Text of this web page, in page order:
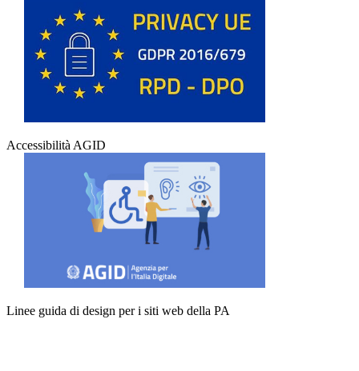
Accessibilità AGID
Linee guida di design per i siti web della PA